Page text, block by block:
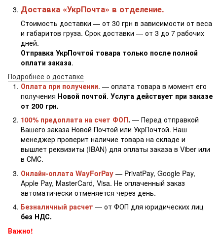
Доставка «УкрПочта» в отделение.
Стоимость доставки — от 30 грн в зависимости от веса
и габаритов груза. Срок доставки — от 3 до 7 рабочих
дней.
Отправка УкрПочтой товара только после полной
оплати заказа.
Подробнее о доставке
Оплата при получении. — оплата товара в момент его
получения Новой почтой. Услуга действует при заказе
от 200 грн.
100% предоплата на счет ФОП. — Перед отправкой
Вашего заказа Новой Почтой или УкрПочтой. Наш
менеджер проверит наличие товара на складе и
вышлет реквизиты (IBAN) для оплаты заказа в Viber или
в СМС.
Онлайн-оплата WayForPay — PrivatPay, Google Pay,
Apple Pay, MasterCard, Visa. Не оплаченный заказ
автоматически отменяется через день.
Безналичный расчет — от ФОП для юридических лиц
без НДС.
Важно!